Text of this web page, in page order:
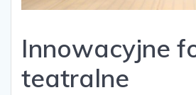
Innowacyjne
teatralne